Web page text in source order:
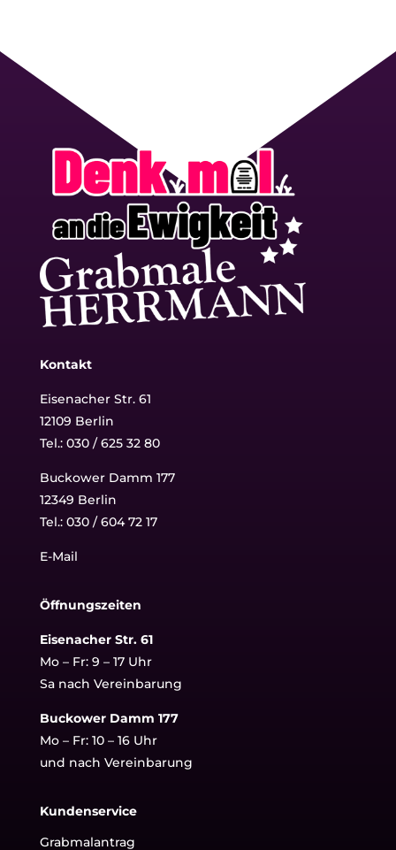
Kontakt
Eisenacher Str. 61
12109 Berlin
Tel.: 030 / 625 32 80
Buckower Damm 177
12349 Berlin
Tel.: 030 / 604 72 17
E-Mail
Öffnungszeiten
Eisenacher Str. 61
Mo – Fr: 9 – 17 Uhr
Sa nach Vereinbarung
Buckower Damm 177
Mo – Fr: 10 – 16 Uhr
und nach Vereinbarung
Kundenservice
Grabmalantrag